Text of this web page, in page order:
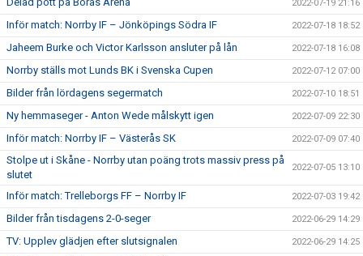
2022-07-19 21:16
Inför match: Norrby IF – Jönköpings Södra IF 2022-07-18 18:52
Jaheem Burke och Victor Karlsson ansluter på lån 2022-07-18 16:08
Norrby ställs mot Lunds BK i Svenska Cupen 2022-07-12 07:00
Bilder från lördagens segermatch 2022-07-10 18:51
Ny hemmaseger - Anton Wede målskytt igen 2022-07-09 22:30
Inför match: Norrby IF – Västerås SK 2022-07-09 07:40
Stolpe ut i Skåne - Norrby utan poäng trots massiv press på
slutet
2022-07-05 13:10
Inför match: Trelleborgs FF – Norrby IF 2022-07-03 19:42
Bilder från tisdagens 2-0-seger 2022-06-29 14:29
TV: Upplev glädjen efter slutsignalen 2022-06-29 14:25